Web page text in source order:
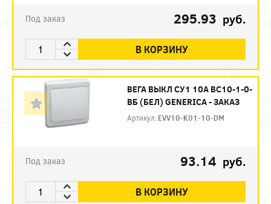
Под заказ 295.93 руб.
В КОРЗИНУ
ВЕГА ВЫКЛ СУ1 10А ВС10-1-0-
ВБ (БЕЛ) GENERICA - ЗАКАЗ
Артикул: EVV10-K01-10-DM
Под заказ 93.14 руб.
В КОРЗИНУ